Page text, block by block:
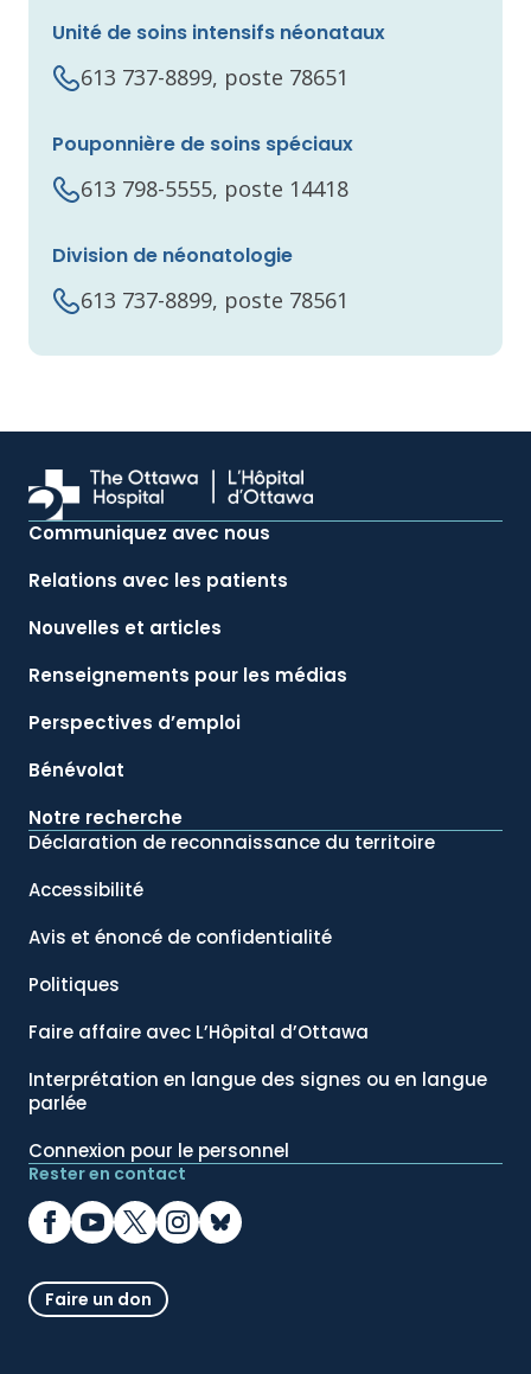
Unité de soins intensifs néonataux
613 737-8899, poste 78651
Pouponnière de soins spéciaux
613 798-5555, poste 14418
Division de néonatologie
613 737-8899, poste 78561
Communiquez avec nous
Relations avec les patients
Nouvelles et articles
Renseignements pour les médias
Perspectives d’emploi
Bénévolat
Notre recherche
Déclaration de reconnaissance du territoire
Accessibilité
Avis et énoncé de confidentialité
Politiques
Faire affaire avec L’Hôpital d’Ottawa
Interprétation en langue des signes ou en langue
parlée
Connexion pour le personnel
Rester en contact
Faire un don